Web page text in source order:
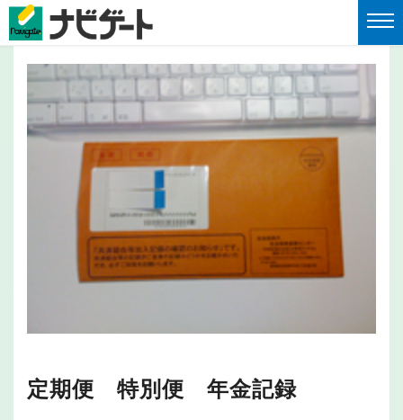
定期便 特別便 年金記録